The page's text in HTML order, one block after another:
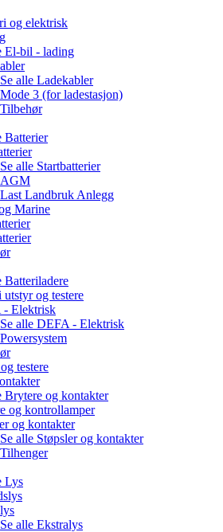
og elektrisk
El-bil - lading
Se alle Ladekabler
Mode 3 (for ladestasjon)
Tilbehør
Batterier
Se alle Startbatterier
AGM
Last Landbruk Anlegg
Marine
Batteriladere
utstyr og testere
- Elektrisk
Se alle DEFA - Elektrisk
Powersystem
testere
Brytere og kontakter
og kontrollamper
og kontakter
Se alle Støpsler og kontakter
Tilhenger
Lys
Se alle Ekstralys